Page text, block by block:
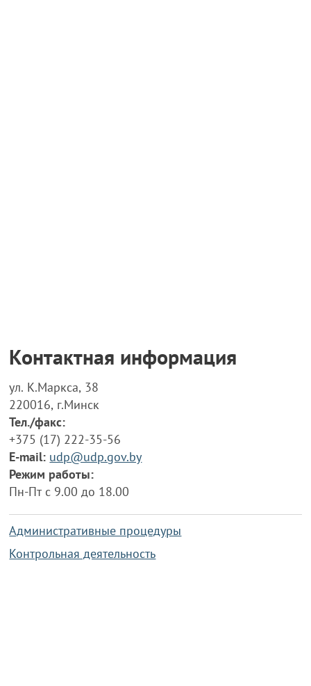
Контактная информация
ул. К.Маркса, 38
220016, г.Минск
Тел./факс:
+375 (17) 222-35-56
E-mail: udp@udp.gov.by
Режим работы:
Пн-Пт с 9.00 до 18.00
Административные процедуры
Контрольная деятельность